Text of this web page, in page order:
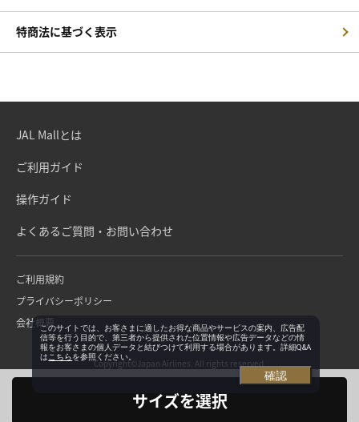
サイズを選択
特商法に基づく表示
JAL Mallとは
ご利用ガイド
操作ガイド
よくあるご質問・お問い合わせ
ご利用規約
プライバシーポリシー
会社概要
Copyright©Japan Airlines. All rights reserved.
このサイトでは、お客さまに適したお得な商品やサービスの案内、広告配
信等を行う目的で、第三者から提供された位置情報や広告データなどの情
報をお客さまの個人データと結びつけて利用する場合があります。詳細Q&A
は こちらを参照ください。
確認